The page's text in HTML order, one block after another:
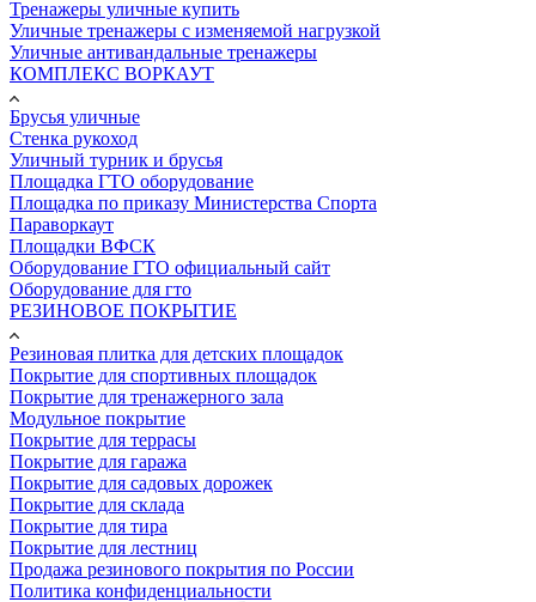
Тренажеры уличные купить
Уличные тренажеры с изменяемой нагрузкой
Уличные антивандальные тренажеры
КОМПЛЕКС ВОРКАУТ
Брусья уличные
Стенка рукоход
Уличный турник и брусья
Площадка ГТО оборудование
Площадка по приказу Министерства Спорта
Параворкаут
Площадки ВФСК
Оборудование ГТО официальный сайт
Оборудование для гто
РЕЗИНОВОЕ ПОКРЫТИЕ
Резиновая плитка для детских площадок
Покрытие для спортивных площадок
Покрытие для тренажерного зала
Модульное покрытие
Покрытие для террасы
Покрытие для гаража
Покрытие для садовых дорожек
Покрытие для склада
Покрытие для тира
Покрытие для лестниц
Продажа резинового покрытия по России
Политика конфиденциальности